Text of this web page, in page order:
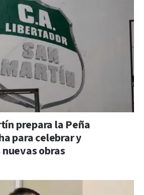
prepara la Peña
para celebrar y
obras